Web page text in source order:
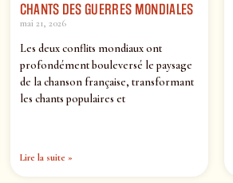
CHANTS DES GUERRES MONDIALES
mai 21, 2026
Les deux conflits mondiaux ont
profondément bouleversé le paysage
de la chanson française, transformant
les chants populaires et
Lire la suite »